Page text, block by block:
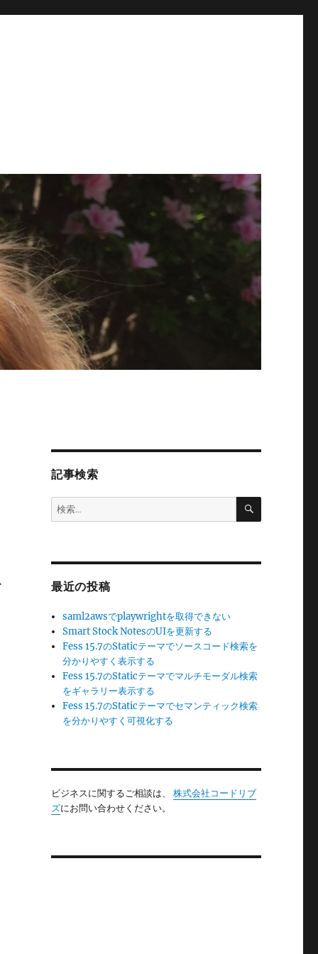
記事検索
検
索:
検
最近の投稿
saml2awsでplaywrightを取得できない
Smart Stock NotesのUIを更新する
Fess 15.7のStaticテーマでソースコード検索を
分かりやすく表示する
Fess 15.7のStaticテーマでマルチモーダル検索
をギャラリー表示する
Fess 15.7のStaticテーマでセマンティック検索
を分かりやすく可視化する
ビジネスに関するご相談は、 株式会社コードリブ
ズにお問い合わせください。